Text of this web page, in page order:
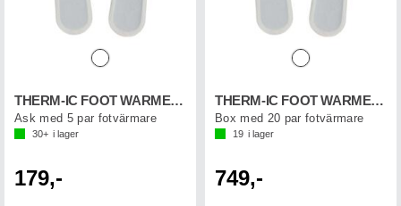
THERM-IC FOOT WARMER (5-p)
Ask med 5 par fotvärmare
30+ i lager
179,-
THERM-IC FOOT WARMER (20-p)
Box med 20 par fotvärmare
19 i lager
749,-